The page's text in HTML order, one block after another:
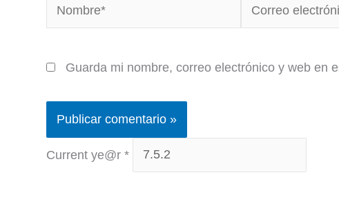
Nombre*
Correo
electrónico*
Guarda mi nombre, correo electrónico y web en
Current ye@r *